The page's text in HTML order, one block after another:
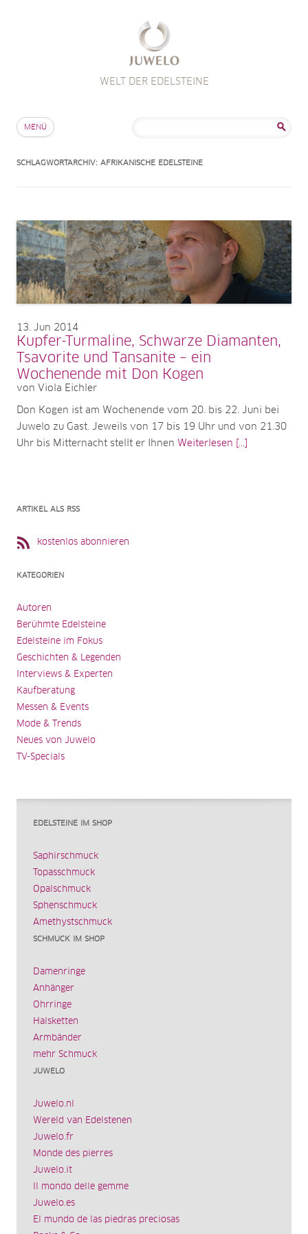
WELT DER EDELSTEINE
MENÜ
SCHLAGWORTARCHIV: AFRIKANISCHE EDELSTEINE
13 Jun 2014
Kupfer-Turmaline, Schwarze Diamanten,
Tsavorite und Tansanite – ein
Wochenende mit Don Kogen
von Viola Eichler
Don Kogen ist am Wochenende vom 20. bis 22. Juni bei
Juwelo zu Gast. Jeweils von 17 bis 19 Uhr und von 21.30
Uhr bis Mitternacht stellt er Ihnen Weiterlesen [...]
ARTIKEL ALS RSS
kostenlos abonnieren
KATEGORIEN
Autoren
Berühmte Edelsteine
Edelsteine im Fokus
Geschichten & Legenden
Interviews & Experten
Kaufberatung
Messen & Events
Mode & Trends
Neues von Juwelo
TV-Specials
EDELSTEINE IM SHOP
Saphirschmuck
Topasschmuck
Opalschmuck
Sphenschmuck
Amethystschmuck
SCHMUCK IM SHOP
Damenringe
Anhänger
Ohrringe
Halsketten
Armbänder
mehr Schmuck
JUWELO
Juwelo.nl
Wereld van Edelstenen
Juwelo.fr
Monde des pierres
Juwelo.it
Il mondo delle gemme
Juwelo.es
El mundo de las piedras preciosas